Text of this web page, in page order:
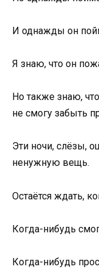
И однажды он
Я знаю, что он
Но также знаю,
не смогу забыть
Эти ночи, слёзы,
ненужную вещь.
Остаётся ждать,
Когда-нибудь
Когда-нибудь